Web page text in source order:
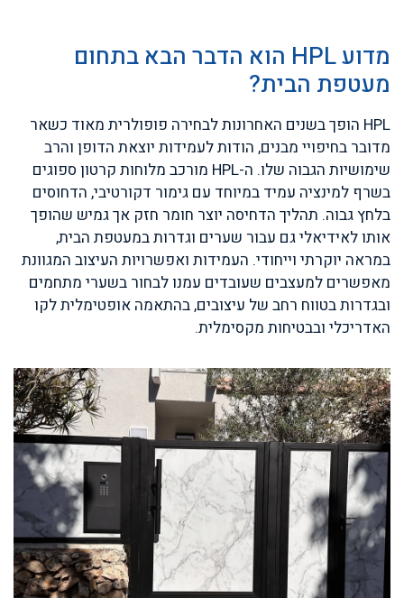
מדוע HPL הוא הדבר הבא בתחום
מעטפת הבית?
HPL הופך בשנים האחרונות לבחירה פופולרית מאוד כשאר
מדובר בחיפויי מבנים, הודות לעמידות יוצאת הדופן והרב
שימושיות הגבוה שלו. ה-HPL מורכב מלוחות קרטון ספוגים
בשרף למינציה עמיד במיוחד עם גימור דקורטיבי, הדחוסים
בלחץ גבוה. תהליך הדחיסה יוצר חומר חזק אך גמיש שהופך
אותו לאידיאלי גם עבור שערים וגדרות במעטפת הבית,
במראה יוקרתי וייחודי. העמידות ואפשרויות העיצוב המגוונת
מאפשרים למעצבים שעובדים עמנו לבחור בשערי מתחמים
ובגדרות בטווח רחב של עיצובים, בהתאמה אופטימלית לקו
האדריכלי ובבטיחות מקסימלית.